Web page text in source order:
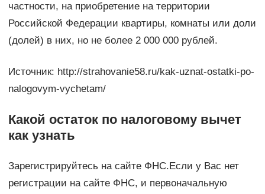
частности, на приобретение на территории
Российской Федерации квартиры, комнаты или доли
(долей) в них, но не более 2 000 000 рублей.
Источник: http://strahovanie58.ru/kak-uznat-ostatki-po-
nalogovym-vychetam/
Какой остаток по налоговому вычет
как узнать
Зарегистрируйтесь на сайте ФНС.Если у Вас нет
регистрации на сайте ФНС, и первоначальную